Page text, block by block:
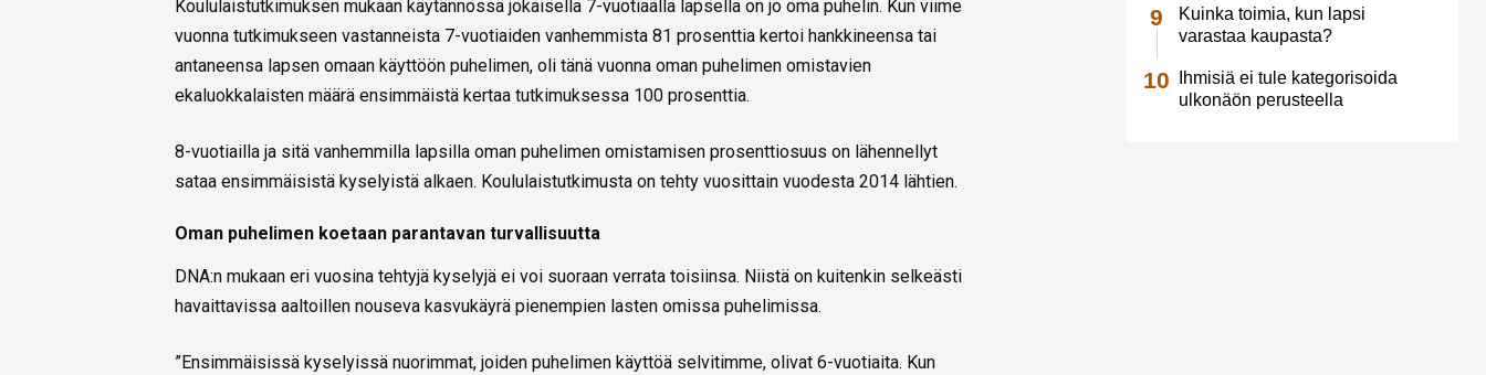
Koululaistutkimuksen mukaan käytännössä jokaisella 7-vuotiaalla lapsella on jo oma puhelin. Kun viime
vuonna tutkimukseen vastanneista 7-vuotiaiden vanhemmista 81 prosenttia kertoi hankkineensa tai
antaneensa lapsen omaan käyttöön puhelimen, oli tänä vuonna oman puhelimen omistavien
ekaluokkalaisten määrä ensimmäistä kertaa tutkimuksessa 100 prosenttia.
8-vuotiailla ja sitä vanhemmilla lapsilla oman puhelimen omistamisen prosenttiosuus on lähennellyt
sataa ensimmäisistä kyselyistä alkaen. Koululaistutkimusta on tehty vuosittain vuodesta 2014 lähtien.
Oman puhelimen koetaan parantavan turvallisuutta
DNA:n mukaan eri vuosina tehtyjä kyselyjä ei voi suoraan verrata toisiinsa. Niistä on kuitenkin selkeästi
havaittavissa aaltoillen nouseva kasvukäyrä pienempien lasten omissa puhelimissa.
”Ensimmäisissä kyselyissä nuorimmat, joiden puhelimen käyttöä selvitimme, olivat 6-vuotiaita. Kun
Kuinka toimia, kun lapsi
varastaa kaupasta?
Ihmisiä ei tule kategorisoida
ulkonäön perusteella